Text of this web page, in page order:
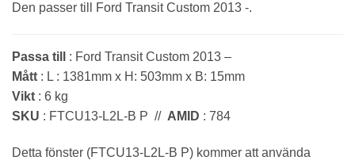
Den passer till Ford Transit Custom 2013 -.
Passa till
: Ford Transit Custom 2013 –
Mått : L : 1381mm x H: 503mm x B: 15mm
Vikt : 6 kg
SKU : FTCU13-L2L-B P // AMID : 784
Detta fönster (FTCU13-L2L-B P) kommer att använda